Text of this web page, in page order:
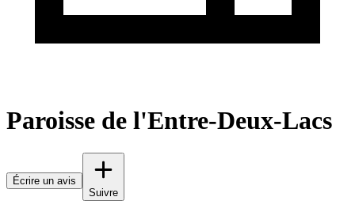
Paroisse de l'Entre-Deux-Lacs
Écrire un avis
Suivre